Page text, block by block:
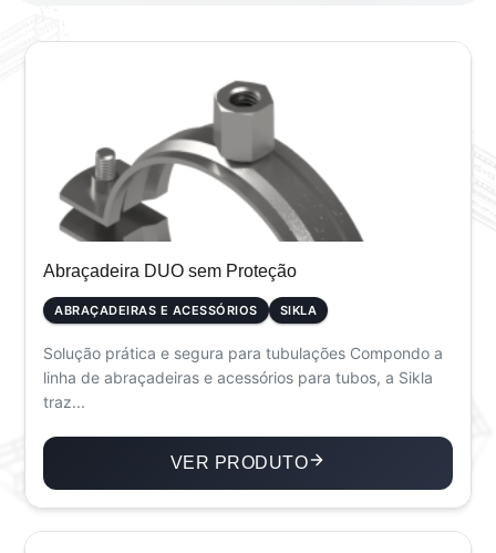
Abraçadeira DUO sem Proteção
ABRAÇADEIRAS E ACESSÓRIOS SIKLA
Solução prática e segura para tubulações Compondo a
linha de abraçadeiras e acessórios para tubos, a Sikla
traz...
VER PRODUTO